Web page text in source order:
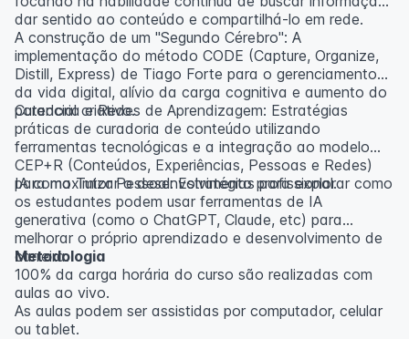
dar sentido ao conteúdo e compartilhá-lo em rede.
A construção de um "Segundo Cérebro": A
implementação do método CODE (Capture, Organize,
Distill, Express) de Tiago Forte para o gerenciamento
da vida digital, alívio da carga cognitiva e aumento do
potencial criativo.
Curadoria e Redes de Aprendizagem: Estratégias
práticas de curadoria de conteúdo utilizando
ferramentas tecnológicas e a integração ao modelo
CEP+R (Conteúdos, Experiências, Pessoas e Redes)
para maximizar o desenvolvimento profissional.
IA como Tutor Pessoal: Estratégias para explorar como
os estudantes podem usar ferramentas de IA
generativa (como o ChatGPT, Claude, etc) para
melhorar o próprio aprendizado e desenvolvimento de
carreira.
Metodologia
100% da carga horária do curso são realizadas com
aulas ao vivo.
As aulas podem ser assistidas por computador, celular
ou tablet.